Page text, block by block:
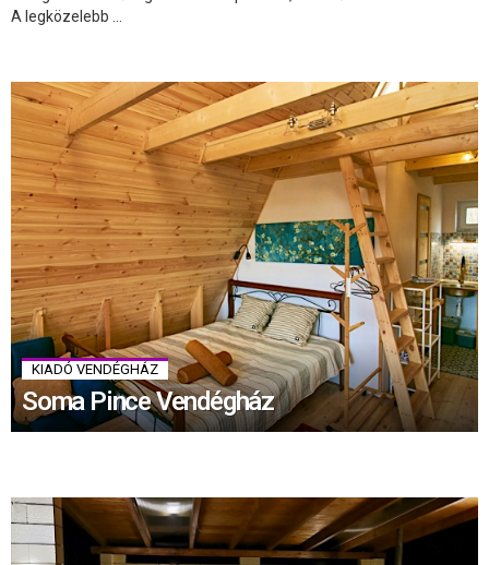
A legközelebb ...
KIADÓ VENDÉGHÁZ
Soma Pince Vendégház